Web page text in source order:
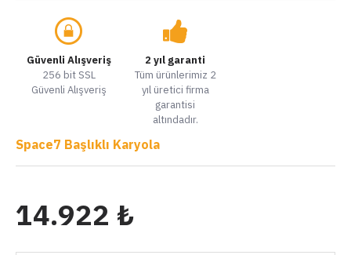
Güvenli Alışveriş
256 bit SSL
Güvenli Alışveriş
2 yıl garanti
Tüm ürünlerimiz 2
yıl üretici firma
garantisi
altındadır.
Space7 Başlıklı Karyola
14.922 ₺